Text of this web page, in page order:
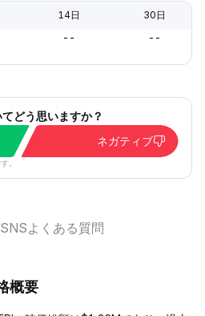
14日 30日
-- --
どう思いますか？
ネガティブ
。
SNSよくある質問
概要